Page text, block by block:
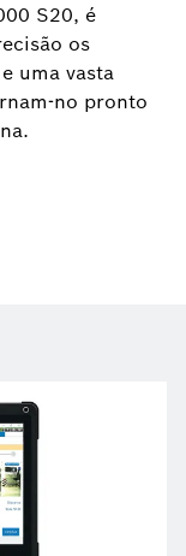
S20, é
os
uma vasta
no pronto